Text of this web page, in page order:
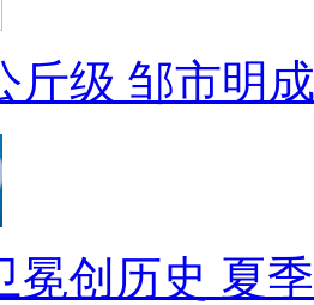
斤级 邹市明
冕创历史 夏